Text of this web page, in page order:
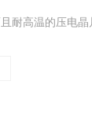
耐高温的压电